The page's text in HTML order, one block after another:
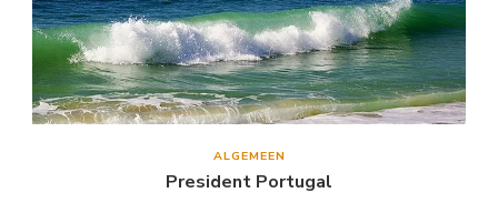
ALGEMEEN
President Portugal